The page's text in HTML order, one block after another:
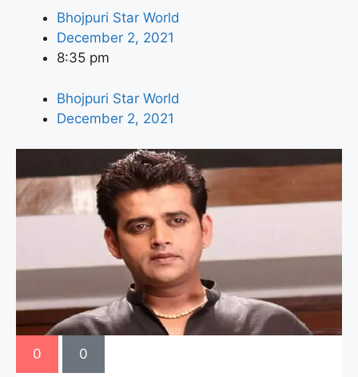
Bhojpuri Star World
December 2, 2021
8:35 pm
Bhojpuri Star World
December 2, 2021
0 0